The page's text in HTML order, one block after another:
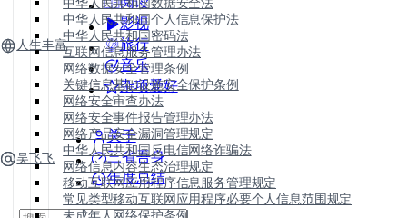
人生丰富
影视
旅行
音乐
杂项爱好
吴飞飞
关于
三省吾身
年度总结
中华人民共和国个人信息保护法
中华人民共和国密码法
互联网信息服务管理办法
网络数据安全管理条例
关键信息基础设施安全保护条例
网络安全审查办法
网络安全事件报告管理办法
网络产品安全漏洞管理规定
中华人民共和国反电信网络诈骗法
网络信息内容生态治理规定
移动互联网应用程序信息服务管理规定
常见类型移动互联网应用程序必要个人信息范围规定